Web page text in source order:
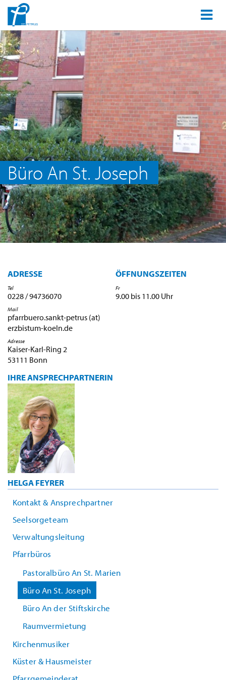
Büro An St. Joseph
ADRESSE
Tel
0228 / 94736070
Mail
pfarrbuero.sankt-petrus (at)
erzbistum-koeln.de
Adresse
Kaiser-Karl-Ring 2
53111 Bonn
ÖFFNUNGSZEITEN
Fr
9.00 bis 11.00 Uhr
IHRE ANSPRECHPARTNERIN
HELGA FEYRER
Kontakt & Ansprechpartner
Seelsorgeteam
Verwaltungsleitung
Pfarrbüros
Pastoralbüro An St. Marien
Büro An St. Joseph
Büro An der Stiftskirche
Raumvermietung
Kirchenmusiker
Küster & Hausmeister